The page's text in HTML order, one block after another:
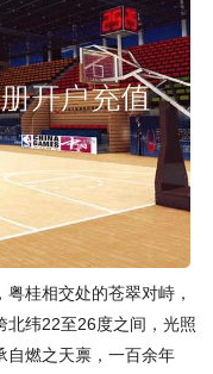
桂相交处的苍翠对峙，
北纬22至26度之间，光照
自燃之天禀，一百余年